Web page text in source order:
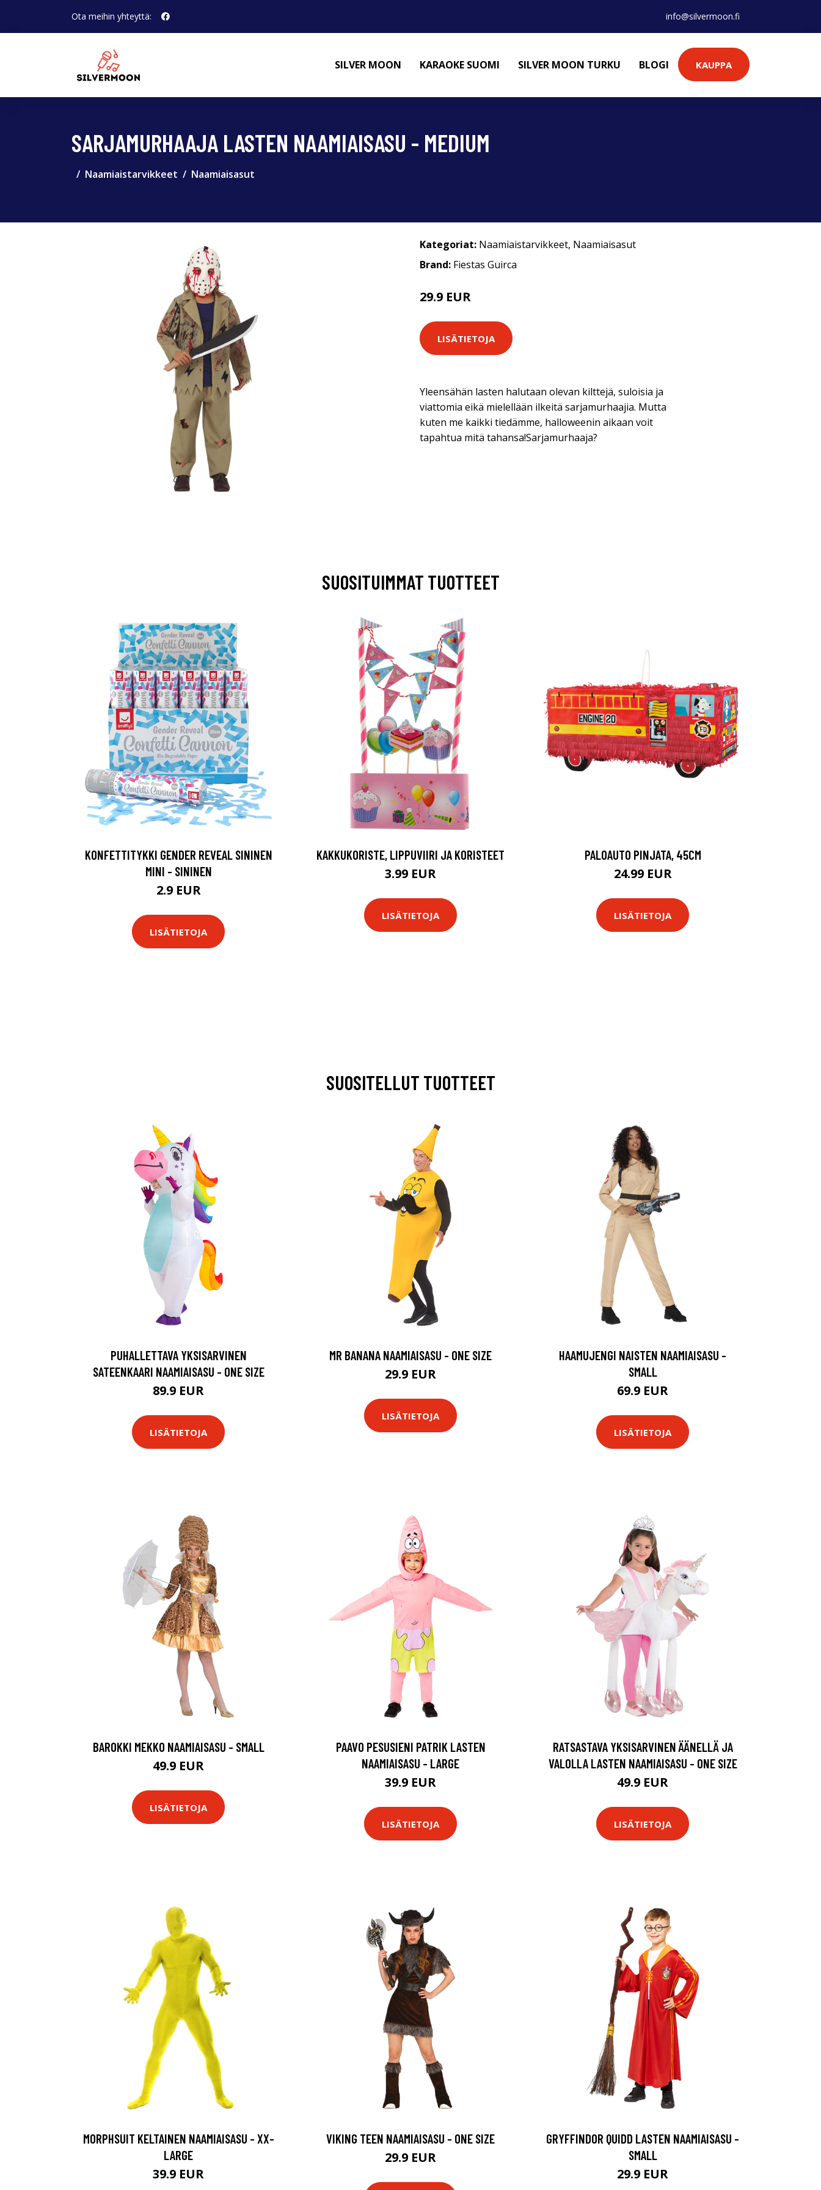
Ota meihin yhteyttä: info@silvermoon.fi
SILVER MOON KARAOKE SUOMI SILVER MOON TURKU BLOGI KAUPPA
SARJAMURHAAJA LASTEN NAAMIAISASU - MEDIUM
Naamiaistarvikkeet Naamiaisasut
Kategoriat: Naamiaistarvikkeet, Naamiaisasut
Brand: Fiestas Guirca
29.9 EUR
LISÄTIETOJA
Yleensähän lasten halutaan olevan kilttejä, suloisia ja
viattomia eikä mielellään ilkeitä sarjamurhaajia. Mutta
kuten me kaikki tiedämme, halloweenin aikaan voit
tapahtua mitä tahansa!Sarjamurhaaja?
SUOSITUIMMAT TUOTTEET
KONFETTITYKKI GENDER REVEAL SININEN
MINI - SININEN
2.9 EUR
LISÄTIETOJA
KAKKUKORISTE, LIPPUVIIRI JA KORISTEET
3.99 EUR
LISÄTIETOJA
PALOAUTO PINJATA, 45CM
24.99 EUR
LISÄTIETOJA
SUOSITELLUT TUOTTEET
PUHALLETTAVA YKSISARVINEN
SATEENKAARI NAAMIAISASU - ONE SIZE
89.9 EUR
LISÄTIETOJA
MR BANANA NAAMIAISASU - ONE SIZE
29.9 EUR
LISÄTIETOJA
HAAMUJENGI NAISTEN NAAMIAISASU -
SMALL
69.9 EUR
LISÄTIETOJA
BAROKKI MEKKO NAAMIAISASU - SMALL
49.9 EUR
LISÄTIETOJA
PAAVO PESUSIENI PATRIK LASTEN
NAAMIAISASU - LARGE
39.9 EUR
LISÄTIETOJA
RATSASTAVA YKSISARVINEN ÄÄNELLÄ JA
VALOLLA LASTEN NAAMIAISASU - ONE SIZE
49.9 EUR
LISÄTIETOJA
MORPHSUIT KELTAINEN NAAMIAISASU - XX-
LARGE
39.9 EUR
VIKING TEEN NAAMIAISASU - ONE SIZE
29.9 EUR
GRYFFINDOR QUIDD LASTEN NAAMIAISASU -
SMALL
29.9 EUR